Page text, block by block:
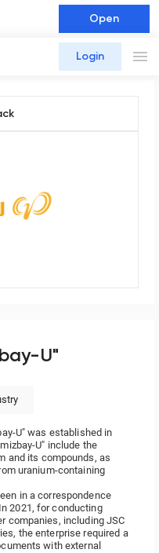
Open
Login
U"
U" was established in
U" include the
and its compounds, as
uranium-containing
in a correspondence
2021, for conducting
companies, including JSC
the enterprise required a
with external